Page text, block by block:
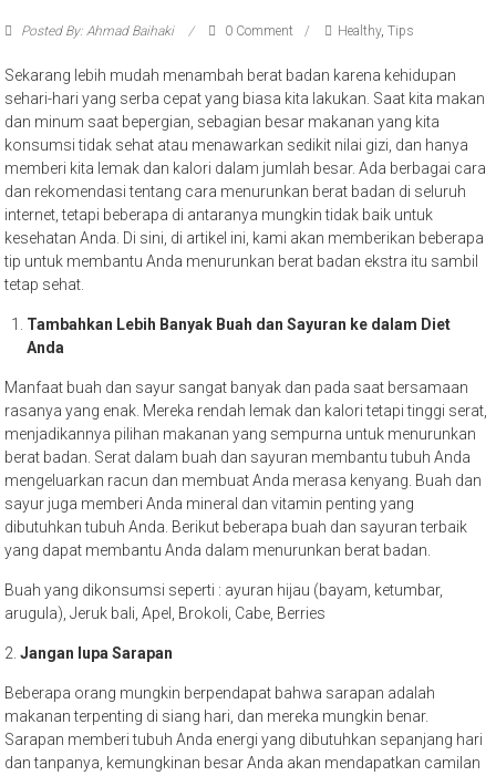
Posted By: Ahmad Baihaki 0 Comment Healthy,Tips
Sekarang lebih mudah menambah berat badan karena kehidupan
sehari-hari yang serba cepat yang biasa kita lakukan. Saat kita makan
dan minum saat bepergian, sebagian besar makanan yang kita
konsumsi tidak sehat atau menawarkan sedikit nilai gizi, dan hanya
memberi kita lemak dan kalori dalam jumlah besar. Ada berbagai cara
dan rekomendasi tentang cara menurunkan berat badan di seluruh
internet, tetapi beberapa di antaranya mungkin tidak baik untuk
kesehatan Anda. Di sini, di artikel ini, kami akan memberikan beberapa
tip untuk membantu Anda menurunkan berat badan ekstra itu sambil
tetap sehat.
Tambahkan Lebih Banyak Buah dan Sayuran ke dalam Diet
Anda
Manfaat buah dan sayur sangat banyak dan pada saat bersamaan
rasanya yang enak. Mereka rendah lemak dan kalori tetapi tinggi serat,
menjadikannya pilihan makanan yang sempurna untuk menurunkan
berat badan. Serat dalam buah dan sayuran membantu tubuh Anda
mengeluarkan racun dan membuat Anda merasa kenyang. Buah dan
sayur juga memberi Anda mineral dan vitamin penting yang
dibutuhkan tubuh Anda. Berikut beberapa buah dan sayuran terbaik
yang dapat membantu Anda dalam menurunkan berat badan.
Buah yang dikonsumsi seperti : ayuran hijau (bayam, ketumbar,
arugula), Jeruk bali, Apel, Brokoli, Cabe, Berries
2.Jangan lupa Sarapan
Beberapa orang mungkin berpendapat bahwa sarapan adalah
makanan terpenting di siang hari, dan mereka mungkin benar.
Sarapan memberi tubuh Anda energi yang dibutuhkan sepanjang hari
dan tanpanya, kemungkinan besar Anda akan mendapatkan camilan